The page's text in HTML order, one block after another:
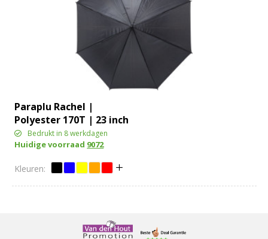
Paraplu Rachel |
Polyester 170T | 23 inch
Bedrukt in 8 werkdagen
Huidige voorraad 9072